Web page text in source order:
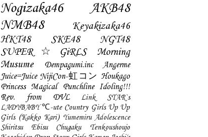
Nogizaka46
AKB48
NMB48
Keyakizaka46
HKT48
SKE48
NGT48
SUPER☆GiRLS
Morning
Musume
Dempagumi.inc
Angerme
Juice=Juice NijiCon-虹コン Houkago
Princess Magical Punchline Idoling!!!
Rev. from DVL
Link STAR`s
LADYBABY ℃-ute Country Girls Up Up
Girls (Kakko Kari) Yumemiru Adolescence
Shiritsu Ebisu Chugaku
Tenkoushoujo